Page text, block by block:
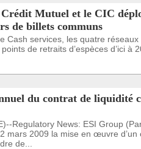
Mutuel et le CIC
de billets communs
Cash services, les quatre
de retraits d’espèces d’ici à
du contrat de liquidité
Regulatory News: ESI Group
mars 2009 la mise en œuvre d’un
de...